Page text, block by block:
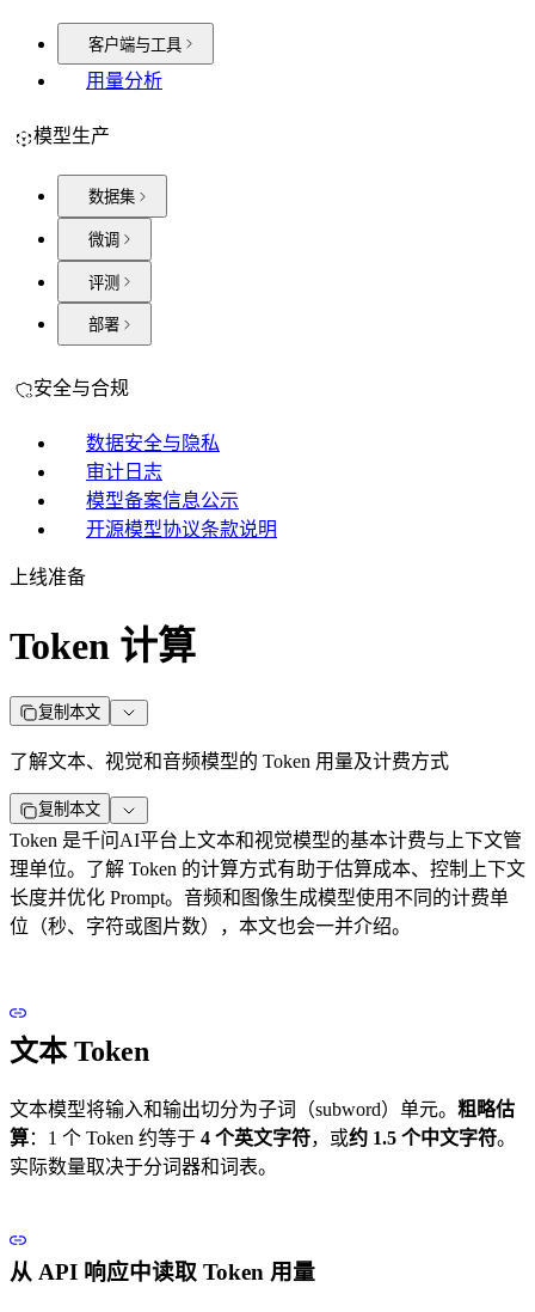
客户端与工具
用量分析
模型生产
数据集
微调
评测
部署
安全与合规
数据安全与隐私
审计日志
模型备案信息公示
开源模型协议条款说明
上线准备
Token 计算
复制本文
了解文本、视觉和音频模型的 Token 用量及计费方式
复制本文
Token 是千问AI平台上文本和视觉模型的基本计费与上下文管
理单位。了解 Token 的计算方式有助于估算成本、控制上下文
长度并优化 Prompt。音频和图像生成模型使用不同的计费单
位（秒、字符或图片数），本文也会一并介绍。
文本 Token
文本模型将输入和输出切分为子词（subword）单元。 粗略估
算：1 个 Token 约等于 4 个英文字符，或约 1.5 个中文字符。
实际数量取决于分词器和词表。
从 API 响应中读取 Token 用量